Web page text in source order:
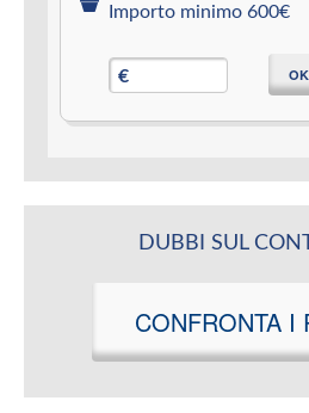
Importo minimo 600€
€ OK
DUBBI SUL
CONFRONTA I